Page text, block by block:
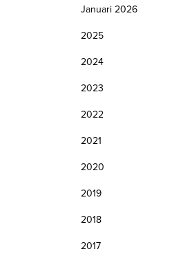
Januari 2026
2025
2024
2023
2022
2021
2020
2019
2018
2017